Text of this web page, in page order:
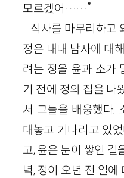
모르겠어……”
식사를 마무리하고
정은 내내 남자에 대
려는 정을 윤과 소가
기 전에 정의 집을 나
서 그들을 배웅했다.
대놓고 기다리고 있
고, 윤은 눈이 쌓인 길
녁, 정이 오년 전 일